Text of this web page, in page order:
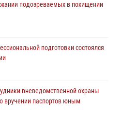
подозреваемых в похищении
подготовки состоялся
вневедомственной охраны
вручении паспортов юным